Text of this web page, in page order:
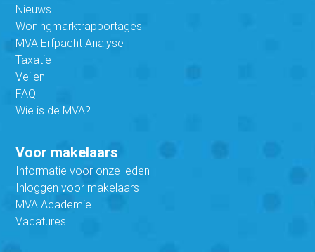
Nieuws
Woningmarktrapportages
MVA Erfpacht Analyse
Taxatie
Veilen
FAQ
Wie is de MVA?
Voor makelaars
Informatie voor onze leden
Inloggen voor makelaars
MVA Academie
Vacatures